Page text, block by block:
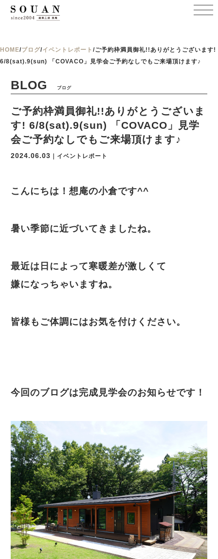
HOME/ブログ/イベントレポート /ご予約枠満員御礼!!ありがとうございます!
6/8(sat).9(sun) 「COVACO」見学会ご予約なしでもご来場頂けます♪
BLOG ブログ
ご予約枠満員御礼!!ありがとうございま
す! 6/8(sat).9(sun) 「COVACO」見学
会ご予約なしでもご来場頂けます♪
2024.06.03 ｜イベントレポート
こんにちは！想庵の小倉です^^
暑い季節に近づいてきましたね。
最近は日によって寒暖差が激しくて
嫌になっちゃいますね。
皆様もご体調にはお気を付けください。
今回のブログは完成見学会のお知らせです！